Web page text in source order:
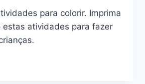
para colorir. Imprima
estas atividades para fazer